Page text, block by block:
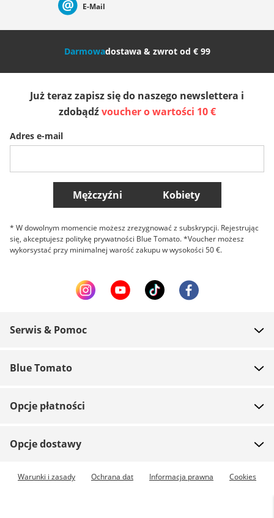
Nederland Italia (Italiano) Italien (Deutsch)
Slovenija België (Nederlands)
Belgique (Français) Danmark Norge
Więcej krajów
E-Mail
Darmowadostawa & zwrot od € 99
Już teraz zapisz się do naszego newslettera i
zdobądźvoucher o wartości 10 €
Adres e-mail
Mężczyźni Kobiety
* W dowolnym momencie możesz zrezygnować z subskrypcji. Rejestrując
się, akceptujesz politykę prywatności Blue Tomato. *Voucher możesz
wykorsystać przy minimalnej warość zakupu w wysokości 50 €.
Serwis & Pomoc
Płatność
Zwroty
Śledź przesyłkę
Blue Tomato
Praca
Blue World
Opcje płatności
Opcje dostawy
Dostępna przesyłka ekspresowa
Warunki i zasady Ochrana dat Informacja prawna Cookies